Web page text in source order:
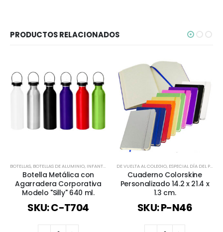
PRODUCTOS RELACIONADOS
BOTELLAS, BOTELLAS DE ALUMINIO, INFANTIL Y JUVENIL ,TIEMPO LIBRE / OUTDOOR, TODOS,
Botella Metálica con
Agarradera Corporativa
Modelo "Silly" 640 ml.
SKU: C-T704
DE VUELTA AL COLEGIO, ESPECIAL DÍA DEL PROFESOR
Cuaderno Colorskine
Personalizado 14.2 x 21.4 x
1.3 cm.
SKU: P-N46